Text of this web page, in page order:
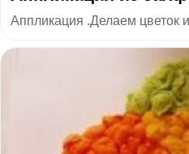
Аппликация .Делаем цветок